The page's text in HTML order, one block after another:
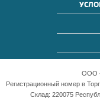
ООО
Регистрационный номер в
Склад: 220075